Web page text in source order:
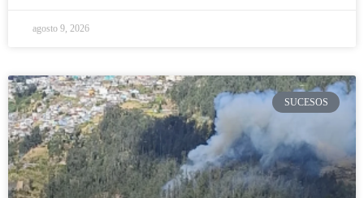
agosto 9, 2026
SUCESOS